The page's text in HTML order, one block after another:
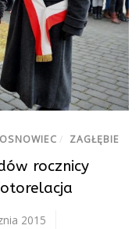
/ ZAGŁĘBIE
rocznicy
2015